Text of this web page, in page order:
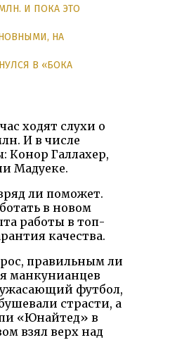
И ПОКА ЭТО
НА
В «БОКА
ходят слухи о
И в числе
Конор Галлахер,
Мадуеке.
ли поможет.
в новом
работы в топ-
качества.
правильным ли
манкунианцев
футбол,
страсти, а
«Юнайтед» в
взял верх над